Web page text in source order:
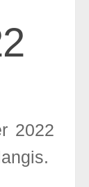
2022